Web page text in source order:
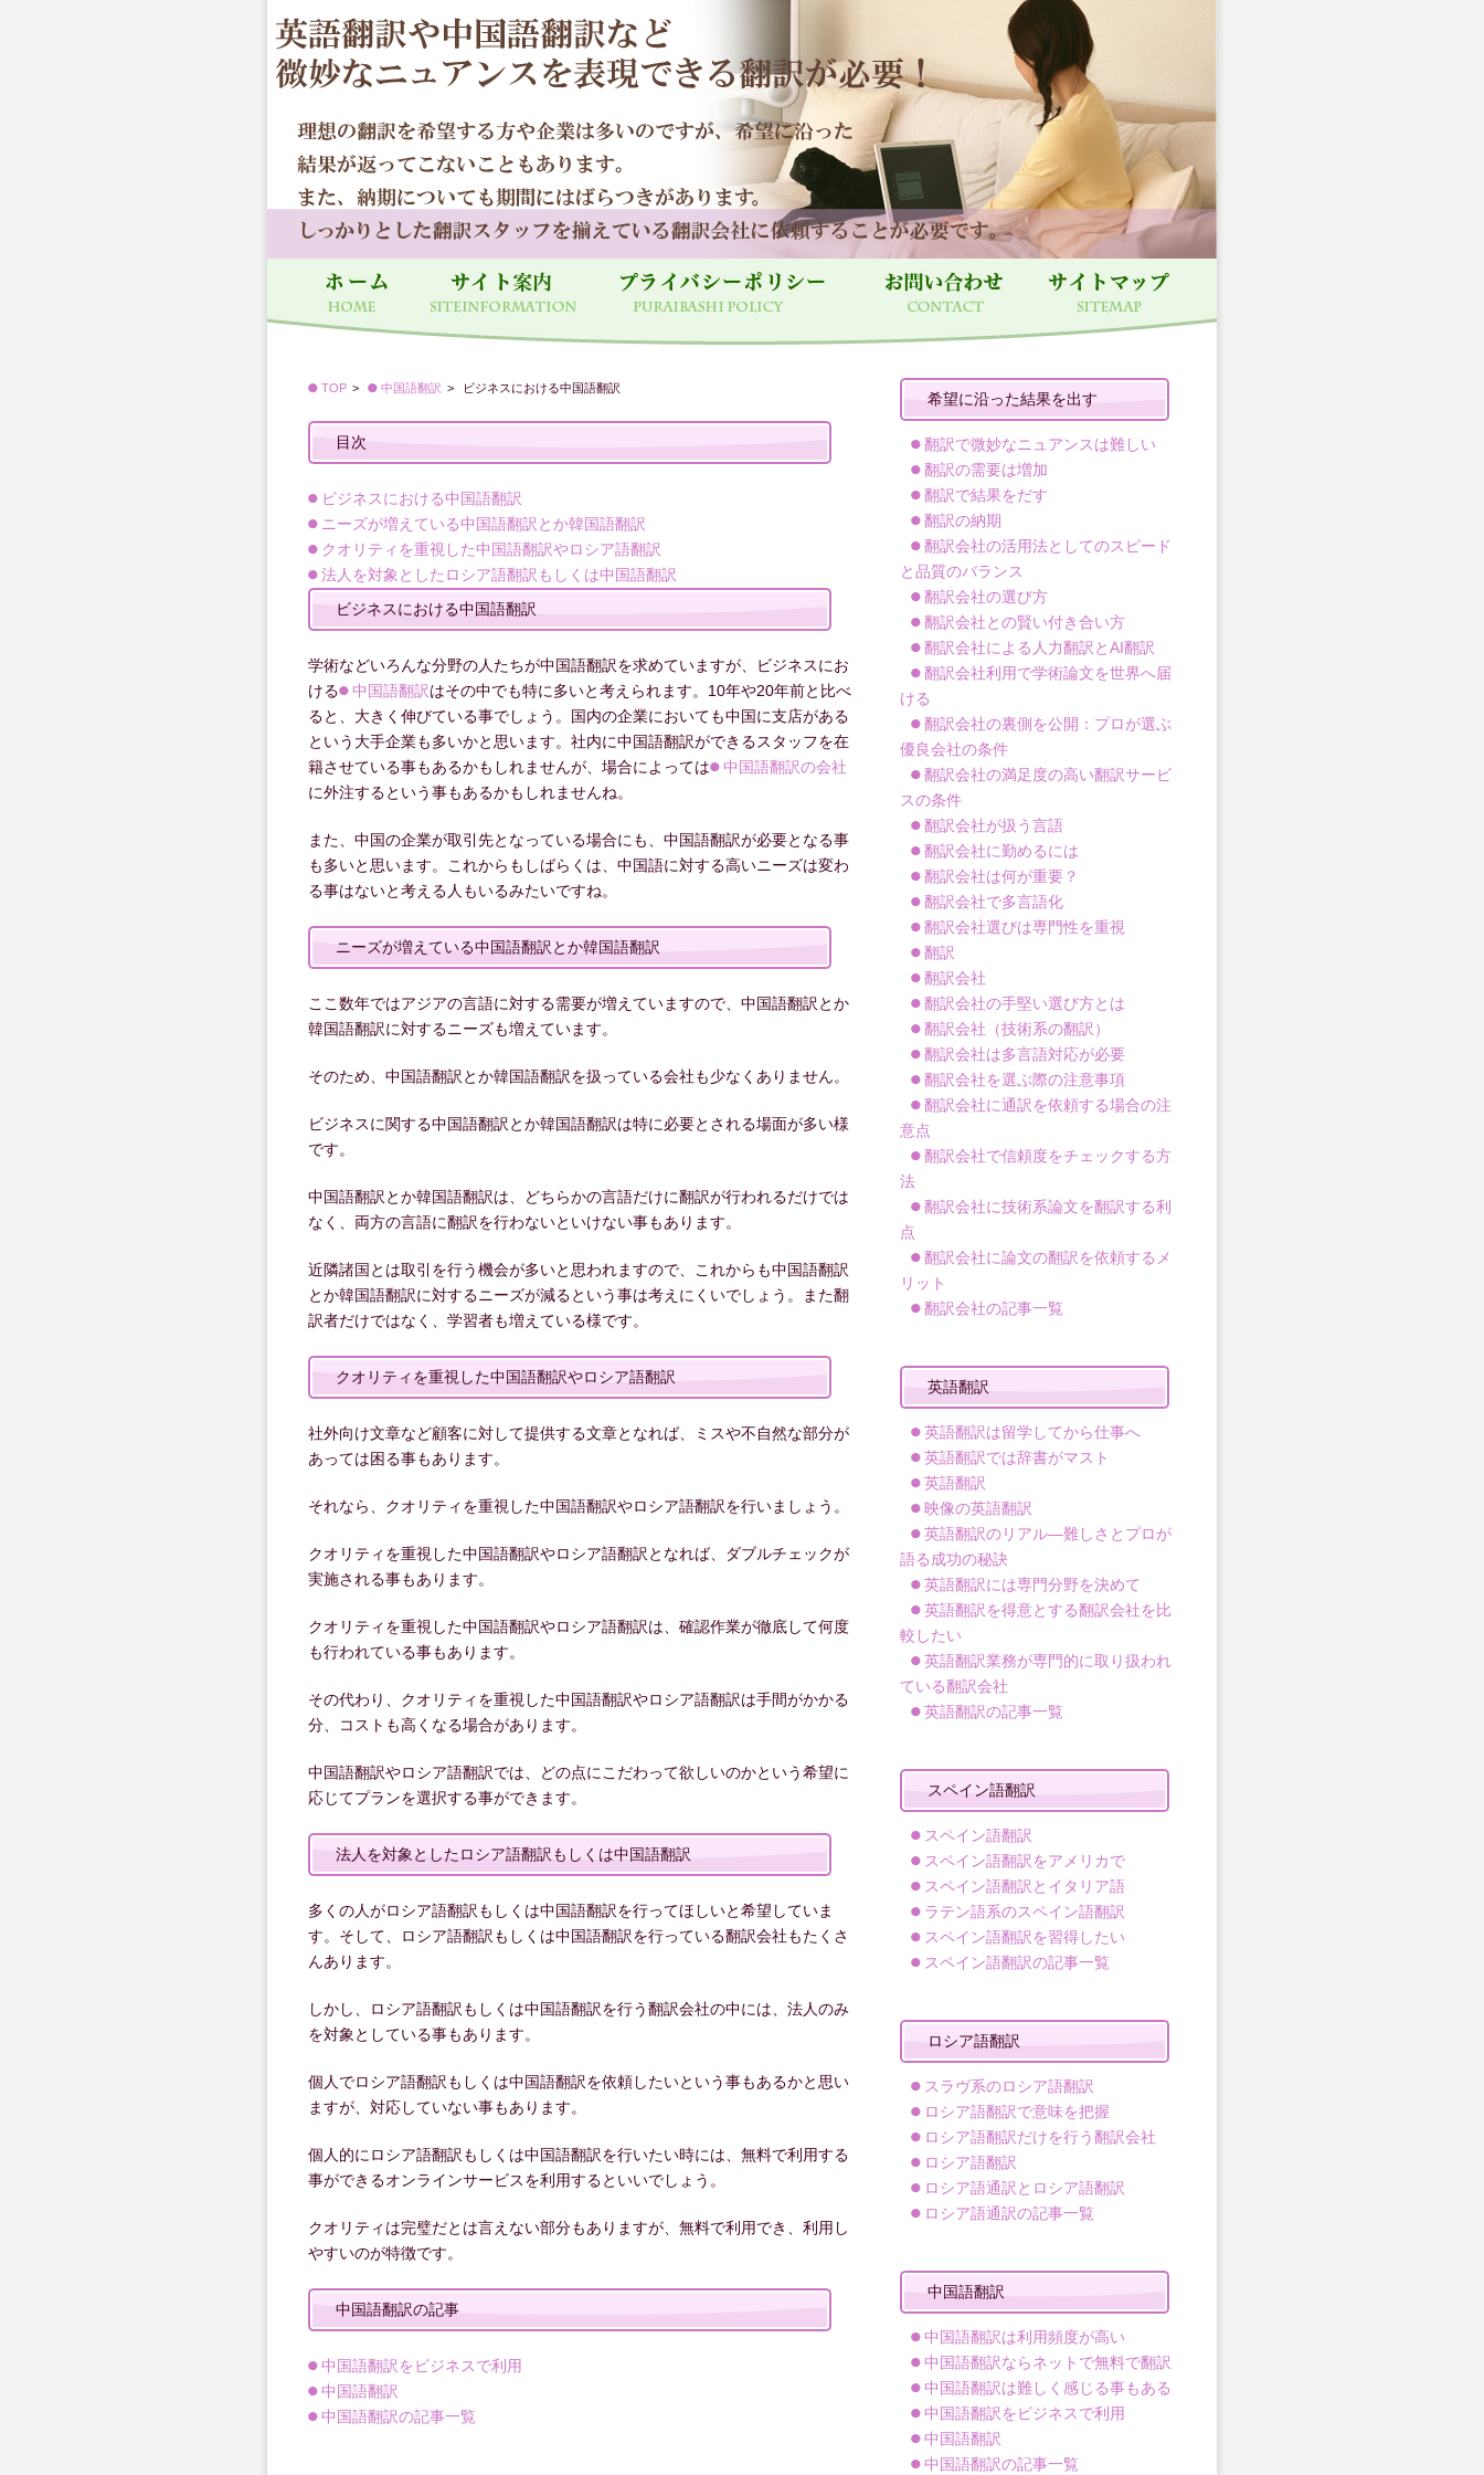
TOP 中国語翻訳 ビジネスにおける中国語翻訳
目次
ビジネスにおける中国語翻訳
ニーズが増えている中国語翻訳とか韓国語翻訳
クオリティを重視した中国語翻訳やロシア語翻訳
法人を対象としたロシア語翻訳もしくは中国語翻訳
ビジネスにおける中国語翻訳
学術などいろんな分野の人たちが中国語翻訳を求めていますが、ビジネスにお
ける
中国語翻訳はその中でも特に多いと考えられます。10年や20年前と比べ
ると、大きく伸びている事でしょう。国内の企業においても中国に支店がある
という大手企業も多いかと思います。社内に中国語翻訳ができるスタッフを在
籍させている事もあるかもしれませんが、場合によっては
中国語翻訳の会社
に外注するという事もあるかもしれませんね。
また、中国の企業が取引先となっている場合にも、中国語翻訳が必要となる事
も多いと思います。これからもしばらくは、中国語に対する高いニーズは変わ
る事はないと考える人もいるみたいですね。
ニーズが増えている中国語翻訳とか韓国語翻訳
ここ数年ではアジアの言語に対する需要が増えていますので、中国語翻訳とか
韓国語翻訳に対するニーズも増えています。
そのため、中国語翻訳とか韓国語翻訳を扱っている会社も少なくありません。
ビジネスに関する中国語翻訳とか韓国語翻訳は特に必要とされる場面が多い様
です。
中国語翻訳とか韓国語翻訳は、どちらかの言語だけに翻訳が行われるだけでは
なく、両方の言語に翻訳を行わないといけない事もあります。
近隣諸国とは取引を行う機会が多いと思われますので、これからも中国語翻訳
とか韓国語翻訳に対するニーズが減るという事は考えにくいでしょう。また翻
訳者だけではなく、学習者も増えている様です。
クオリティを重視した中国語翻訳やロシア語翻訳
社外向け文章など顧客に対して提供する文章となれば、ミスや不自然な部分が
あっては困る事もあります。
それなら、クオリティを重視した中国語翻訳やロシア語翻訳を行いましょう。
クオリティを重視した中国語翻訳やロシア語翻訳となれば、ダブルチェックが
実施される事もあります。
クオリティを重視した中国語翻訳やロシア語翻訳は、確認作業が徹底して何度
も行われている事もあります。
その代わり、クオリティを重視した中国語翻訳やロシア語翻訳は手間がかかる
分、コストも高くなる場合があります。
中国語翻訳やロシア語翻訳では、どの点にこだわって欲しいのかという希望に
応じてプランを選択する事ができます。
法人を対象としたロシア語翻訳もしくは中国語翻訳
多くの人がロシア語翻訳もしくは中国語翻訳を行ってほしいと希望していま
す。そして、ロシア語翻訳もしくは中国語翻訳を行っている翻訳会社もたくさ
んあります。
しかし、ロシア語翻訳もしくは中国語翻訳を行う翻訳会社の中には、法人のみ
を対象としている事もあります。
個人でロシア語翻訳もしくは中国語翻訳を依頼したいという事もあるかと思い
ますが、対応していない事もあります。
個人的にロシア語翻訳もしくは中国語翻訳を行いたい時には、無料で利用する
事ができるオンラインサービスを利用するといいでしょう。
クオリティは完璧だとは言えない部分もありますが、無料で利用でき、利用し
やすいのが特徴です。
中国語翻訳の記事
中国語翻訳をビジネスで利用
中国語翻訳
中国語翻訳の記事一覧
希望に沿った結果を出す
翻訳で微妙なニュアンスは難しい
翻訳の需要は増加
翻訳で結果をだす
翻訳の納期
翻訳会社の活用法としてのスピード
と品質のバランス
翻訳会社の選び方
翻訳会社との賢い付き合い方
翻訳会社による人力翻訳とAI翻訳
翻訳会社利用で学術論文を世界へ届
ける
翻訳会社の裏側を公開：プロが選ぶ
優良会社の条件
翻訳会社の満足度の高い翻訳サービ
スの条件
翻訳会社が扱う言語
翻訳会社に勤めるには
翻訳会社は何が重要？
翻訳会社で多言語化
翻訳会社選びは専門性を重視
翻訳
翻訳会社
翻訳会社の手堅い選び方とは
翻訳会社（技術系の翻訳）
翻訳会社は多言語対応が必要
翻訳会社を選ぶ際の注意事項
翻訳会社に通訳を依頼する場合の注
意点
翻訳会社で信頼度をチェックする方
法
翻訳会社に技術系論文を翻訳する利
点
翻訳会社に論文の翻訳を依頼するメ
リット
翻訳会社の記事一覧
英語翻訳
英語翻訳は留学してから仕事へ
英語翻訳では辞書がマスト
英語翻訳
映像の英語翻訳
英語翻訳のリアル―難しさとプロが
語る成功の秘訣
英語翻訳には専門分野を決めて
英語翻訳を得意とする翻訳会社を比
較したい
英語翻訳業務が専門的に取り扱われ
ている翻訳会社
英語翻訳の記事一覧
スペイン語翻訳
スペイン語翻訳
スペイン語翻訳をアメリカで
スペイン語翻訳とイタリア語
ラテン語系のスペイン語翻訳
スペイン語翻訳を習得したい
スペイン語翻訳の記事一覧
ロシア語翻訳
スラヴ系のロシア語翻訳
ロシア語翻訳で意味を把握
ロシア語翻訳だけを行う翻訳会社
ロシア語翻訳
ロシア語通訳とロシア語翻訳
ロシア語通訳の記事一覧
中国語翻訳
中国語翻訳は利用頻度が高い
中国語翻訳ならネットで無料で翻訳
中国語翻訳は難しく感じる事もある
中国語翻訳をビジネスで利用
中国語翻訳
中国語翻訳の記事一覧